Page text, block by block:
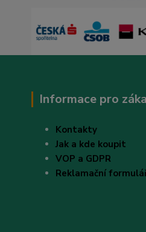
Informace pro
Kontakty
Jak a kde koupit
VOP a GDPR
Reklamační